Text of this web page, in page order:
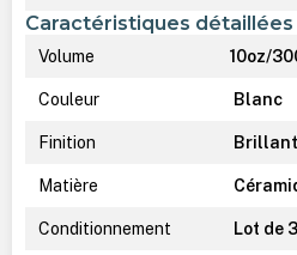
Caractéristiques détaillées
Volume 10oz/
Couleur Blanc
Finition
Matière
Conditionnement Lot de